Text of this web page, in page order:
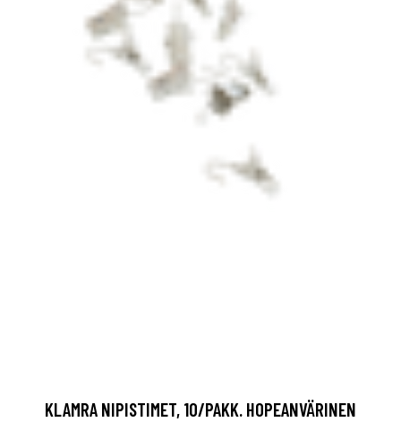
KLAMRA NIPISTIMET, 10/PAKK. HOPEANVÄRINEN